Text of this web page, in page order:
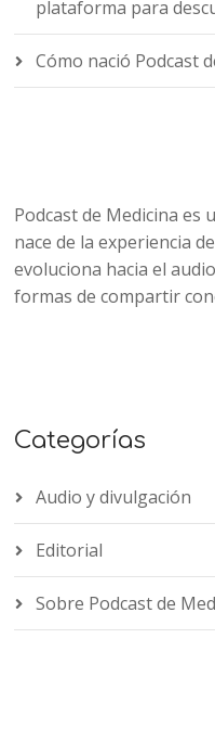
plataforma para
Cómo nació Podcast
Podcast de Medicina es
nace de la experiencia
evoluciona hacia el
formas de compartir
Categorías
Audio y divulgación
Editorial
Sobre Podcast de